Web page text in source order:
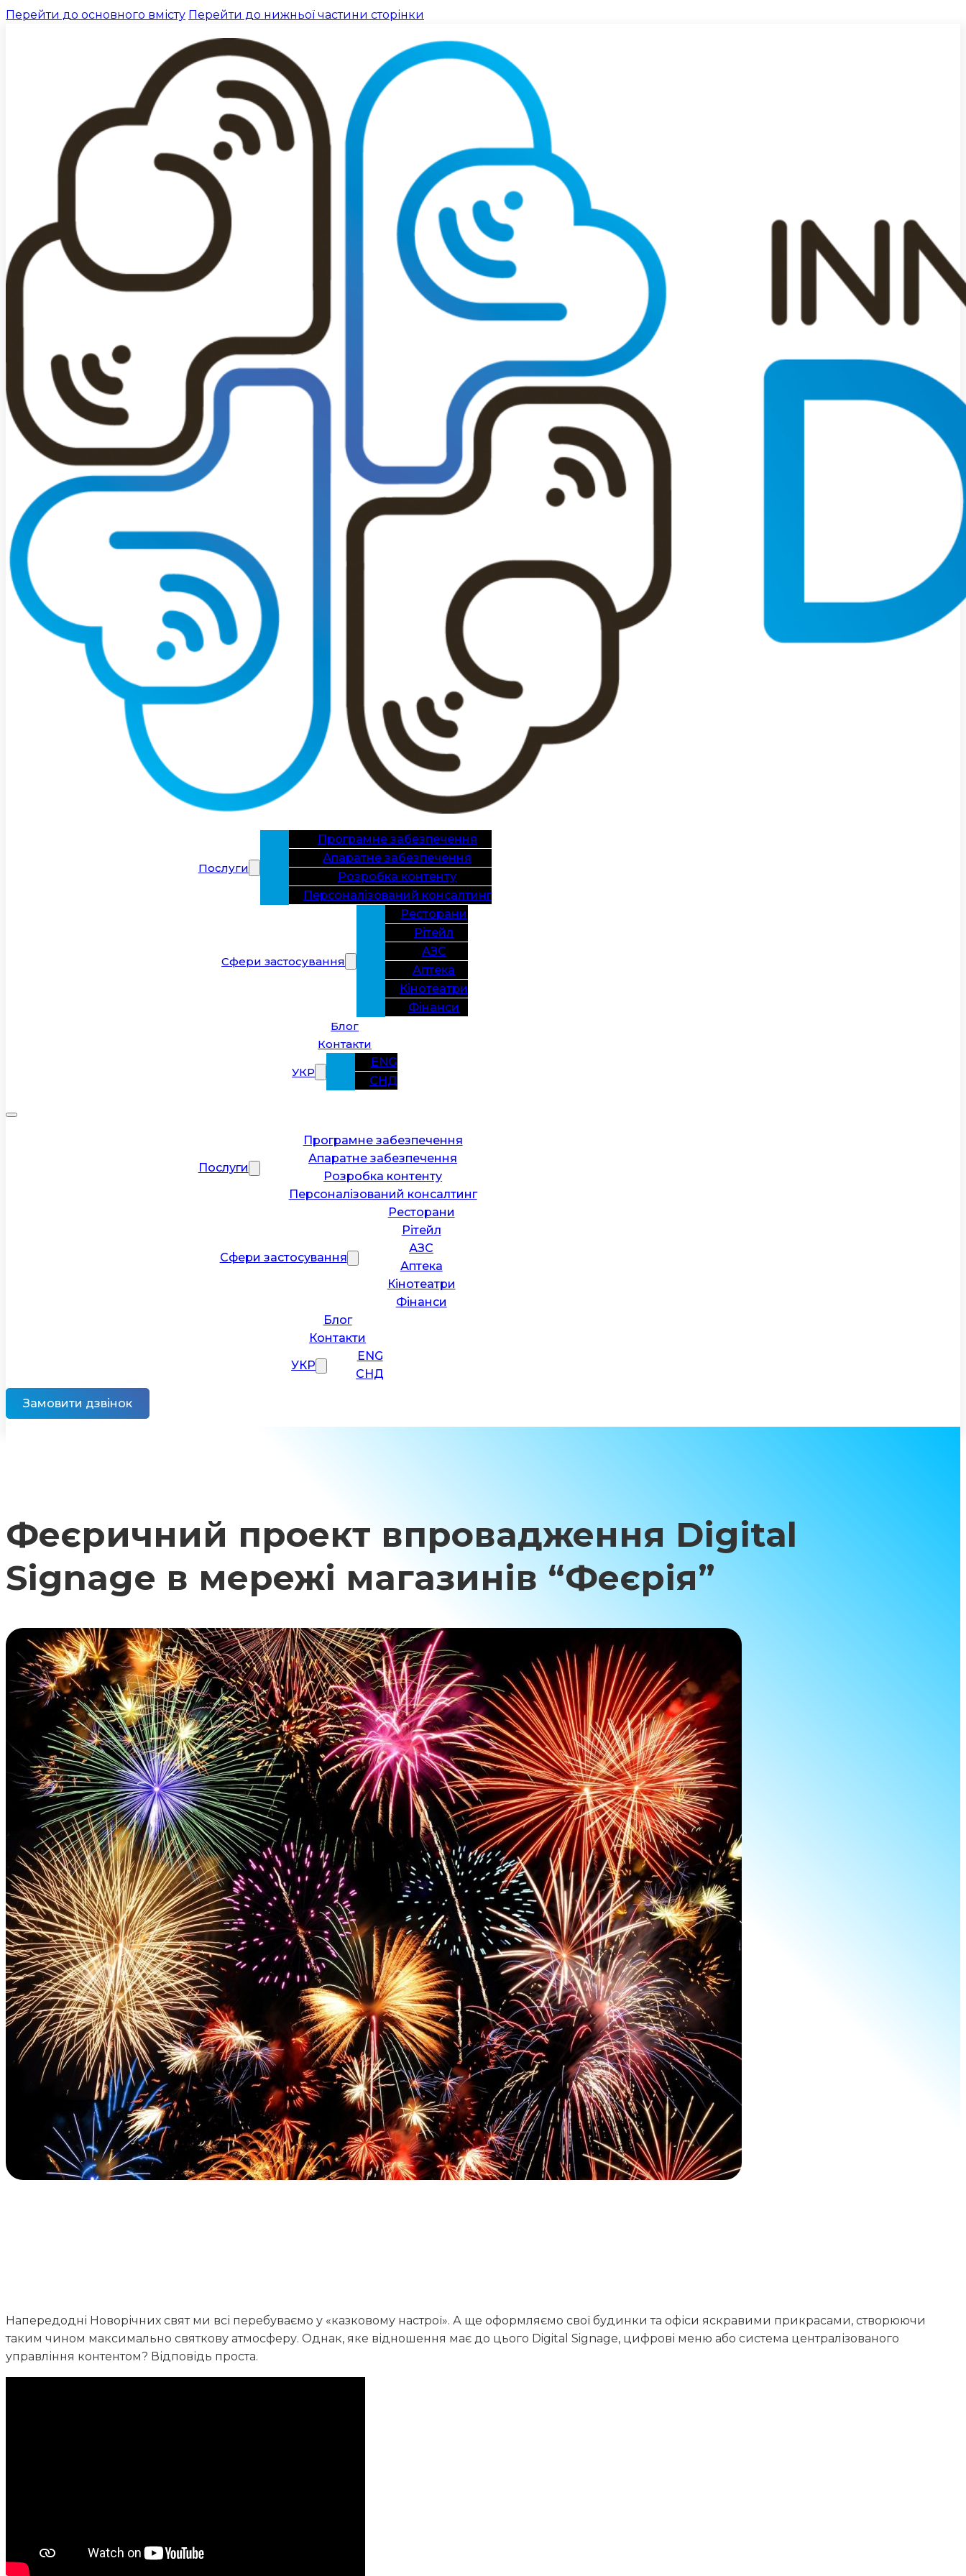
Перейти до основного вмісту Перейти до нижньої частини сторінки
Послуги
Програмне забезпечення
Апаратне забезпечення
Розробка контенту
Персоналізований консалтинг
Сфери застосування
Ресторани
Рітейл
АЗС
Аптека
Кінотеатри
Фінанси
Блог
Контакти
УКР
ENG
СНД
Послуги
Програмне забезпечення
Апаратне забезпечення
Розробка контенту
Персоналізований консалтинг
Сфери застосування
Ресторани
Рітейл
АЗС
Аптека
Кінотеатри
Фінанси
Блог
Контакти
УКР
ENG
СНД
Замовити дзвінок
Феєричний проект впровадження Digital
Signage в мережі магазинів “Феєрія”
Напередодні Новорічних свят ми всі перебуваємо у «казковому настрої». А ще оформляємо свої будинки та офіси яскравими прикрасами, створюючи
таким чином максимально святкову атмосферу. Однак, яке відношення має до цього Digital Signage, цифрові меню або система централізованого
управління контентом? Відповідь проста.